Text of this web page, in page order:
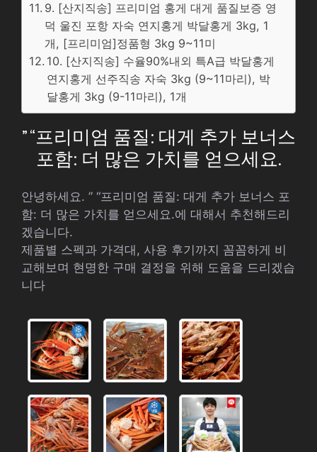
9. [산지직송] 프리미엄 홍게 대게 품질보증 영
덕 울진 포항 자숙 연지홍게 박달홍게 3kg, 1
개, [프리미엄]정품형 3kg 9~11미
10. [산지직송] 수율90%내외 특A급 박달홍게
연지홍게 선주직송 자숙 3kg (9~11마리), 박
달홍게 3kg (9-11마리), 1개
” “프리미엄 품질: 대게 추가 보너스
포함: 더 많은 가치를 얻으세요.
안녕하세요. ” “프리미엄 품질: 대게 추가 보너스 포
함: 더 많은 가치를 얻으세요.에 대해서 추천해드리
겠습니다.
제품별 스펙과 가격대, 사용 후기까지 꼼꼼하게 비
교해보며 현명한 구매 결정을 위해 도움을 드리겠습
니다